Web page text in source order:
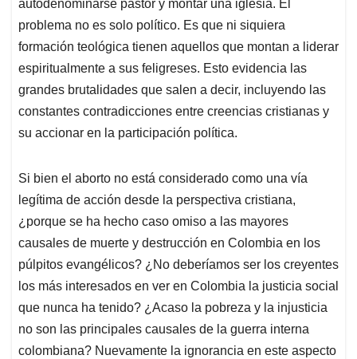
autodenominarse pastor y montar una iglesia. El
problema no es solo político. Es que ni siquiera
formación teológica tienen aquellos que montan a liderar
espiritualmente a sus feligreses. Esto evidencia las
grandes brutalidades que salen a decir, incluyendo las
constantes contradicciones entre creencias cristianas y
su accionar en la participación política.
Si bien el aborto no está considerado como una vía
legítima de acción desde la perspectiva cristiana,
¿porque se ha hecho caso omiso a las mayores
causales de muerte y destrucción en Colombia en los
púlpitos evangélicos? ¿No deberíamos ser los creyentes
los más interesados en ver en Colombia la justicia social
que nunca ha tenido? ¿Acaso la pobreza y la injusticia
no son las principales causales de la guerra interna
colombiana? Nuevamente la ignorancia en este aspecto